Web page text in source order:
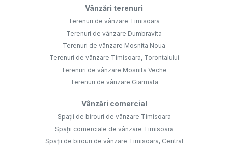
Vânzări terenuri
Terenuri de vânzare Timisoara
Terenuri de vânzare Dumbravita
Terenuri de vânzare Mosnita Noua
Terenuri de vânzare Timisoara, Torontalului
Terenuri de vânzare Mosnita Veche
Terenuri de vânzare Giarmata
Vânzări comercial
Spații de birouri de vânzare Timisoara
Spații comerciale de vânzare Timisoara
Spații de birouri de vânzare Timisoara, Central